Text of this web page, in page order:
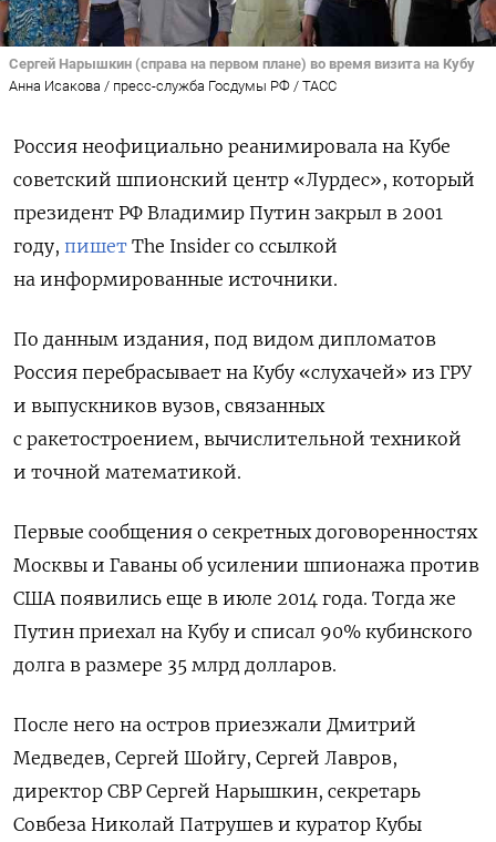
Сергей Нарышкин (справа на первом плане) во время визита на Кубу
Анна Исакова / пресс-служба Госдумы РФ / ТАСС
Россия неофициально реанимировала на Кубе
советский шпионский центр «Лурдес», который
президент РФ Владимир Путин закрыл в 2001
году, пишет The Insider со ссылкой
на информированные источники.
По данным издания, под видом дипломатов
Россия перебрасывает на Кубу «слухачей» из ГРУ
и выпускников вузов, связанных
с ракетостроением, вычислительной техникой
и точной математикой.
Первые сообщения о секретных договоренностях
Москвы и Гаваны об усилении шпионажа против
США появились еще в июле 2014 года. Тогда же
Путин приехал на Кубу и списал 90% кубинского
долга в размере 35 млрд долларов.
После него на остров приезжали Дмитрий
Медведев, Сергей Шойгу, Сергей Лавров,
директор СВР Сергей Нарышкин, секретарь
Совбеза Николай Патрушев и куратор Кубы